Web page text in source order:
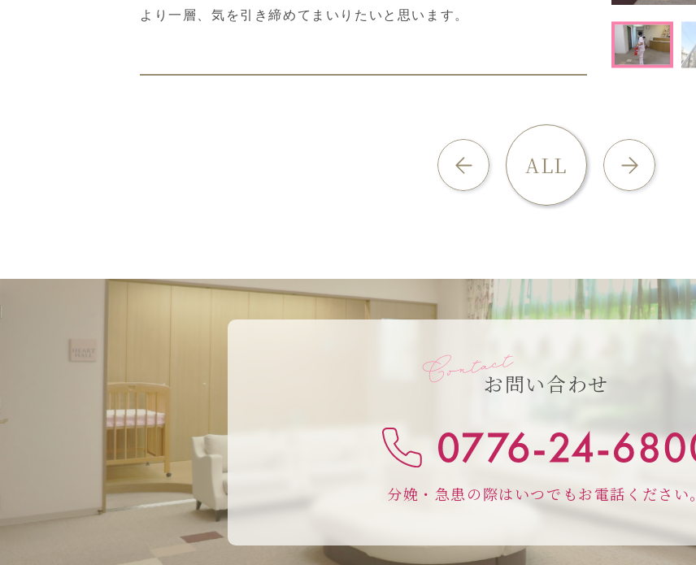
より一層、気を引き締めてまいりたいと思います。
ALL
お問い合わせ
分娩・急患の際はいつでもお電話ください。